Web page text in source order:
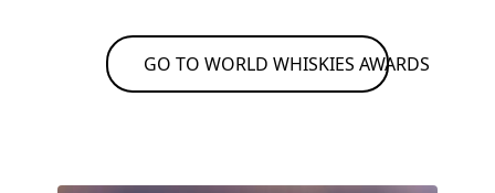
GO TO WORLD WHISKIES AWARDS